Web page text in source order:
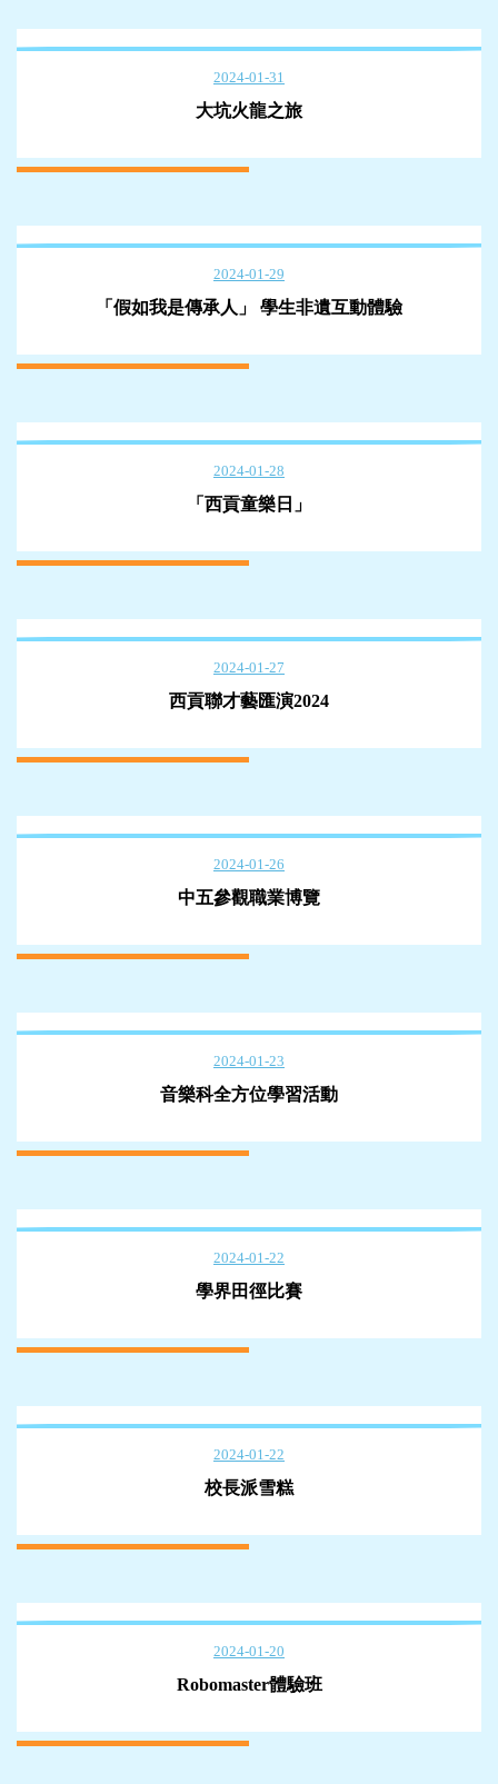
2024-01-31
大坑火龍之旅
2024-01-29
「假如我是傳承人」 學生非遺互動體驗
2024-01-28
「西貢童樂日」
2024-01-27
西貢聯才藝匯演2024
2024-01-26
中五參觀職業博覽
2024-01-23
音樂科全方位學習活動
2024-01-22
學界田徑比賽
2024-01-22
校長派雪糕
2024-01-20
Robomaster體驗班